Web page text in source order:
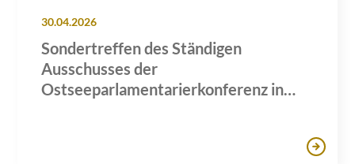
30.04.2026
Sondertreffen des Ständigen
Ausschusses der
Ostseeparlamentarierkonferenz in